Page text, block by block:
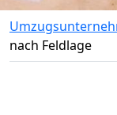
nach Feldlage